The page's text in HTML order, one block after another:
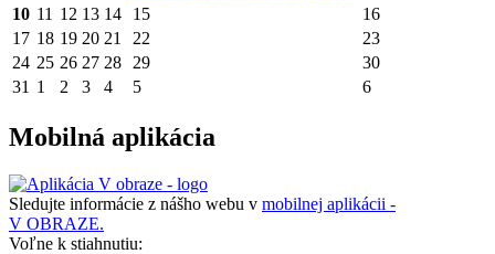
10 11 12 13 14 15
16
17 18 19 20 21 22
23
24 25 26 27 28 29
30
31 1 2 3 4 5 6
Mobilná aplikácia
Sledujte informácie z nášho webu v mobilnej aplikácii -
V OBRAZE.
Voľne k stiahnutiu: